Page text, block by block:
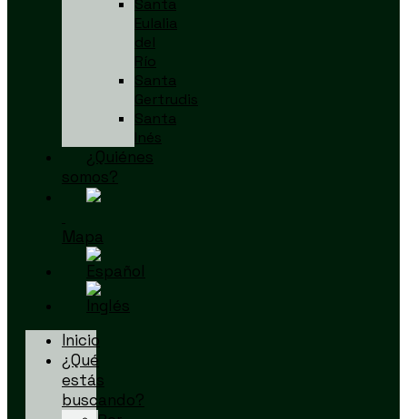
Santa
Eulalia
del
Río
Santa
Gertrudis
Santa
Inés
¿Quiénes
somos?
Mapa
Inicio
¿Qué
estás
buscando?